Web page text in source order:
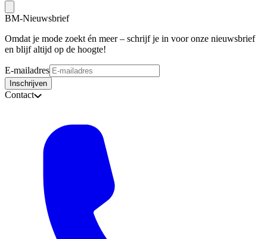
BM-Nieuwsbrief
Omdat je mode zoekt én meer – schrijf je in voor onze nieuwsbrief
en blijf altijd op de hoogte!
E-mailadres
Inschrijven
Contact